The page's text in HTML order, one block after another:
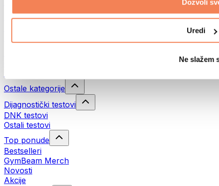
Dozvoli
Uredi
Ne slažem
Eko kućanstvo
Ostale kategorije
Dijagnostički testovi
DNK testovi
Ostali testovi
Top ponude
Bestselleri
GymBeam Merch
Novosti
Akcije